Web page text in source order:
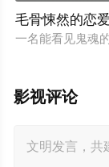
毛骨悚然的恋爱
一名能看见鬼魂
影视评论